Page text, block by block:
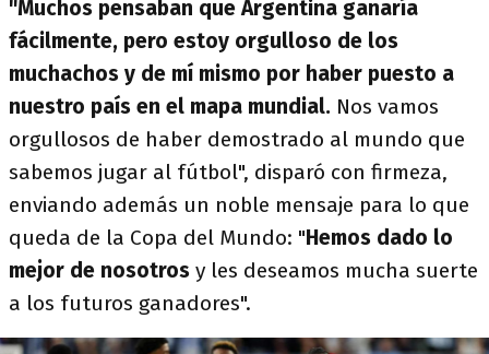
"Muchos pensaban que Argentina ganaría
fácilmente, pero estoy orgulloso de los
muchachos y de mí mismo por haber puesto a
nuestro país en el mapa mundial. Nos vamos
orgullosos de haber demostrado al mundo que
sabemos jugar al fútbol", disparó con firmeza,
enviando además un noble mensaje para lo que
queda de la Copa del Mundo: "Hemos dado lo
mejor de nosotros y les deseamos mucha suerte
a los futuros ganadores".